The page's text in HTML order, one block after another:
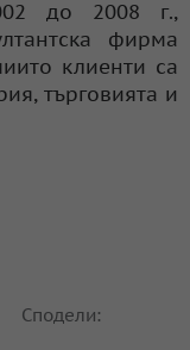
до 2008 г.,
фирма
клиенти са
търговията и
Сподели: